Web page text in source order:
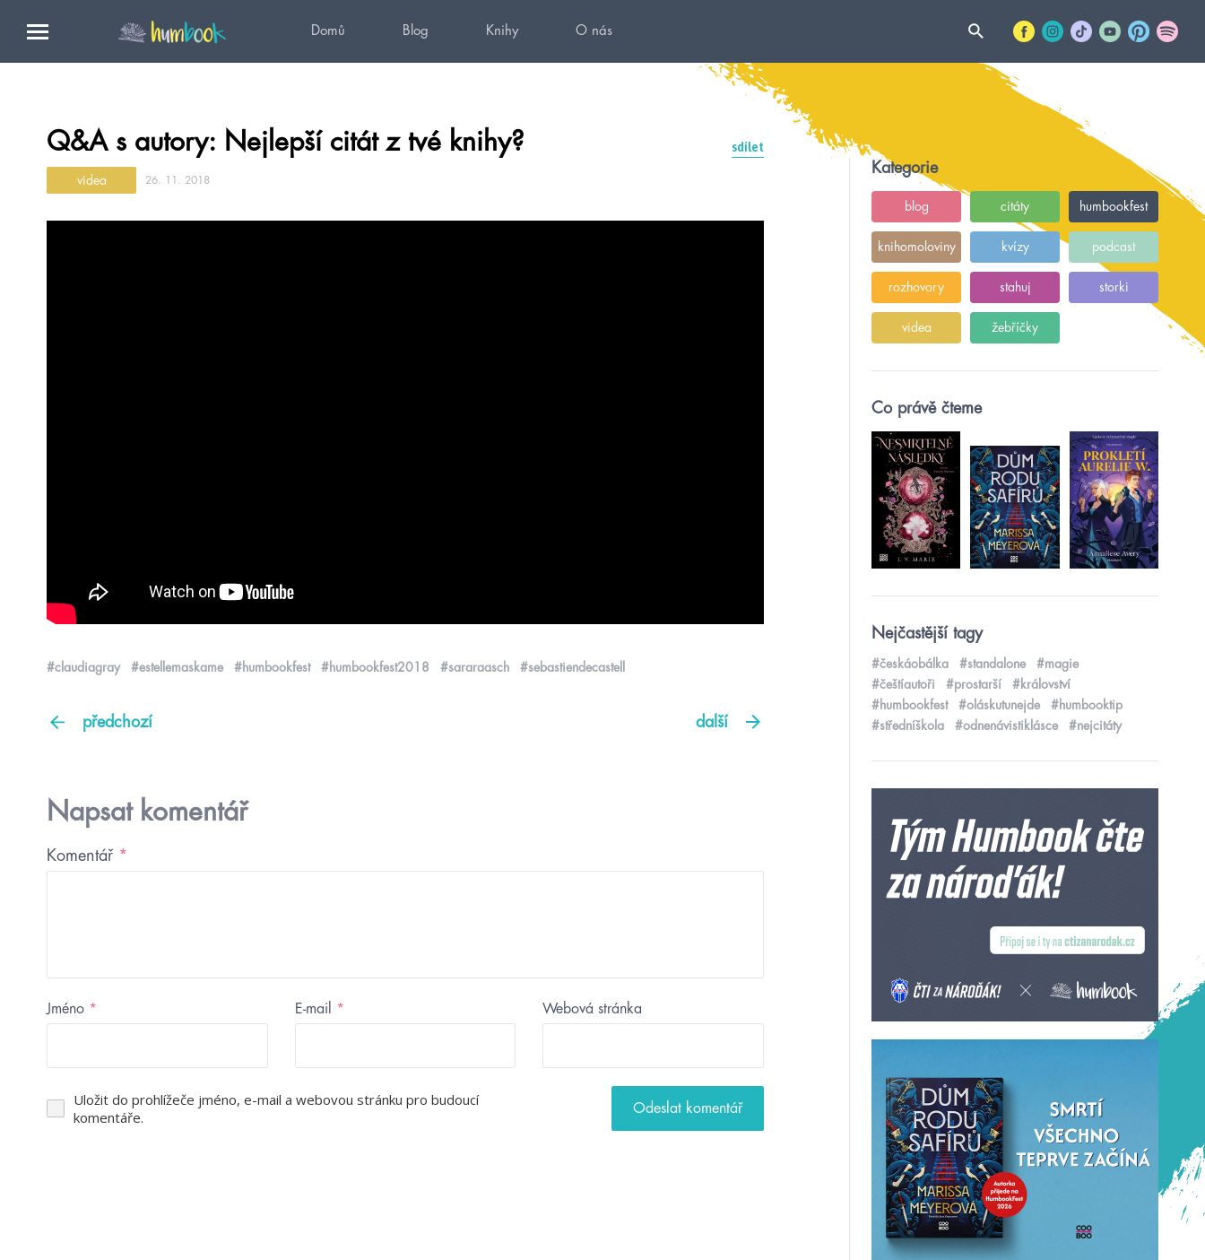
Domů Blog Knihy O nás
Q&A s autory: Nejlepší citát z tvé knihy? sdílet
videa 26. 11. 2018
#claudiagray #estellemaskame #humbookfest #humbookfest2018 #sararaasch #sebastiendecastell
předchozí další
Napsat komentář
Komentář *
Jméno * E-mail * Webová stránka
Uložit do prohlížeče jméno, e-mail a webovou stránku pro budoucí
komentáře.
Kategorie
blog citáty humbookfest
knihomoloviny kvízy podcast
rozhovory stahuj storki
videa žebříčky
Co právě čteme
Nejčastější tagy
#českáobálka #standalone
#magie
#češtíautoři
#prostarší
#království
#humbookfest
#oláskutunejde
#humbooktip
#středníškola
#odnenávistiklásce #nejcitáty